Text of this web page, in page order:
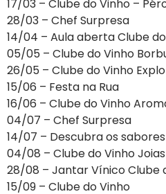
17/03 – Clube do Vinho –
28/03 – Chef Surpresa
14/04 – Aula aberta Clube do
05/05 – Clube do Vinho
26/05 – Clube do Vinho
15/06 – Festa na Rua
16/06 – Clube do Vinho
04/07 – Chef Surpresa
14/07 – Descubra os
04/08 – Clube do Vinho
28/08 – Jantar Vínico Clube
15/09 – Clube do Vinho